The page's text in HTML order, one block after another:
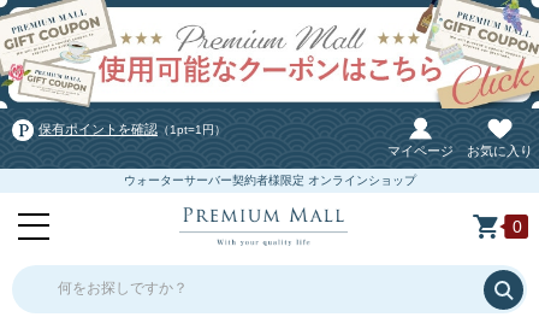
保有ポイントを確認 （1pt=1円）
マイページ お気に入り
ウォーターサーバー契約者様限定 オンラインショップ
0
何をお探しですか？